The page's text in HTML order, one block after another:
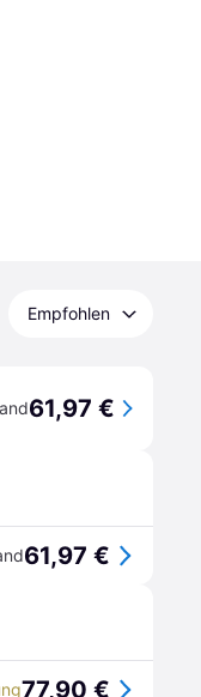
Empfohlen
61,97 €
61,97 €
77,90 €